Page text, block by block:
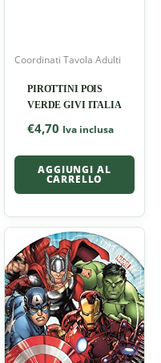
Coordinati Tavola Adulti
PIROTTINI POIS
VERDE GIVI ITALIA
€4,70 Iva inclusa
AGGIUNGI AL
CARRELLO